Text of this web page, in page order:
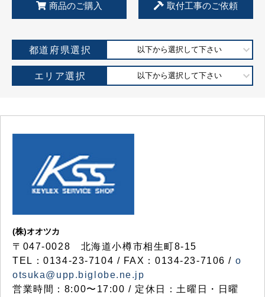
商品のご購入 取付工事のご依頼
都道府県選択 以下から選択して下さい
エリア選択 以下から選択して下さい
(株)オオツカ
〒047-0028 北海道小樽市相生町8-15
TEL：0134-23-7104 / FAX：0134-23-7106 / o
otsuka@upp.biglobe.ne.jp
営業時間：8:00〜17:00 / 定休日：土曜日・日曜